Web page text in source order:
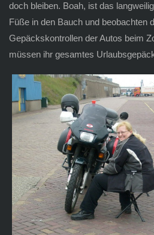
doch bleiben. Boah, ist das
Füße in den Bauch und beobachten
Gepäckskontrollen der Autos beim
müssen ihr gesamtes